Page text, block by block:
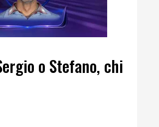
o Stefano, chi